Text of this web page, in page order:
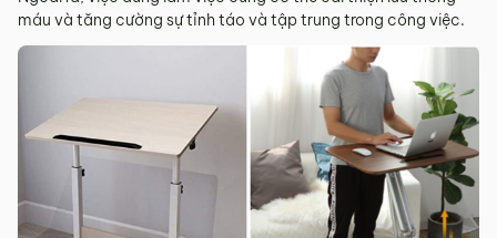
máu và tăng cường sự tỉnh táo và tập trung trong công việc.